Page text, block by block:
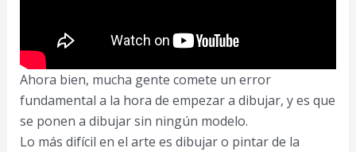
Ahora bien, mucha gente comete un error
fundamental a la hora de empezar a dibujar, y es que
se ponen a dibujar sin ningún modelo.
Lo más difícil en el arte es dibujar o pintar de la